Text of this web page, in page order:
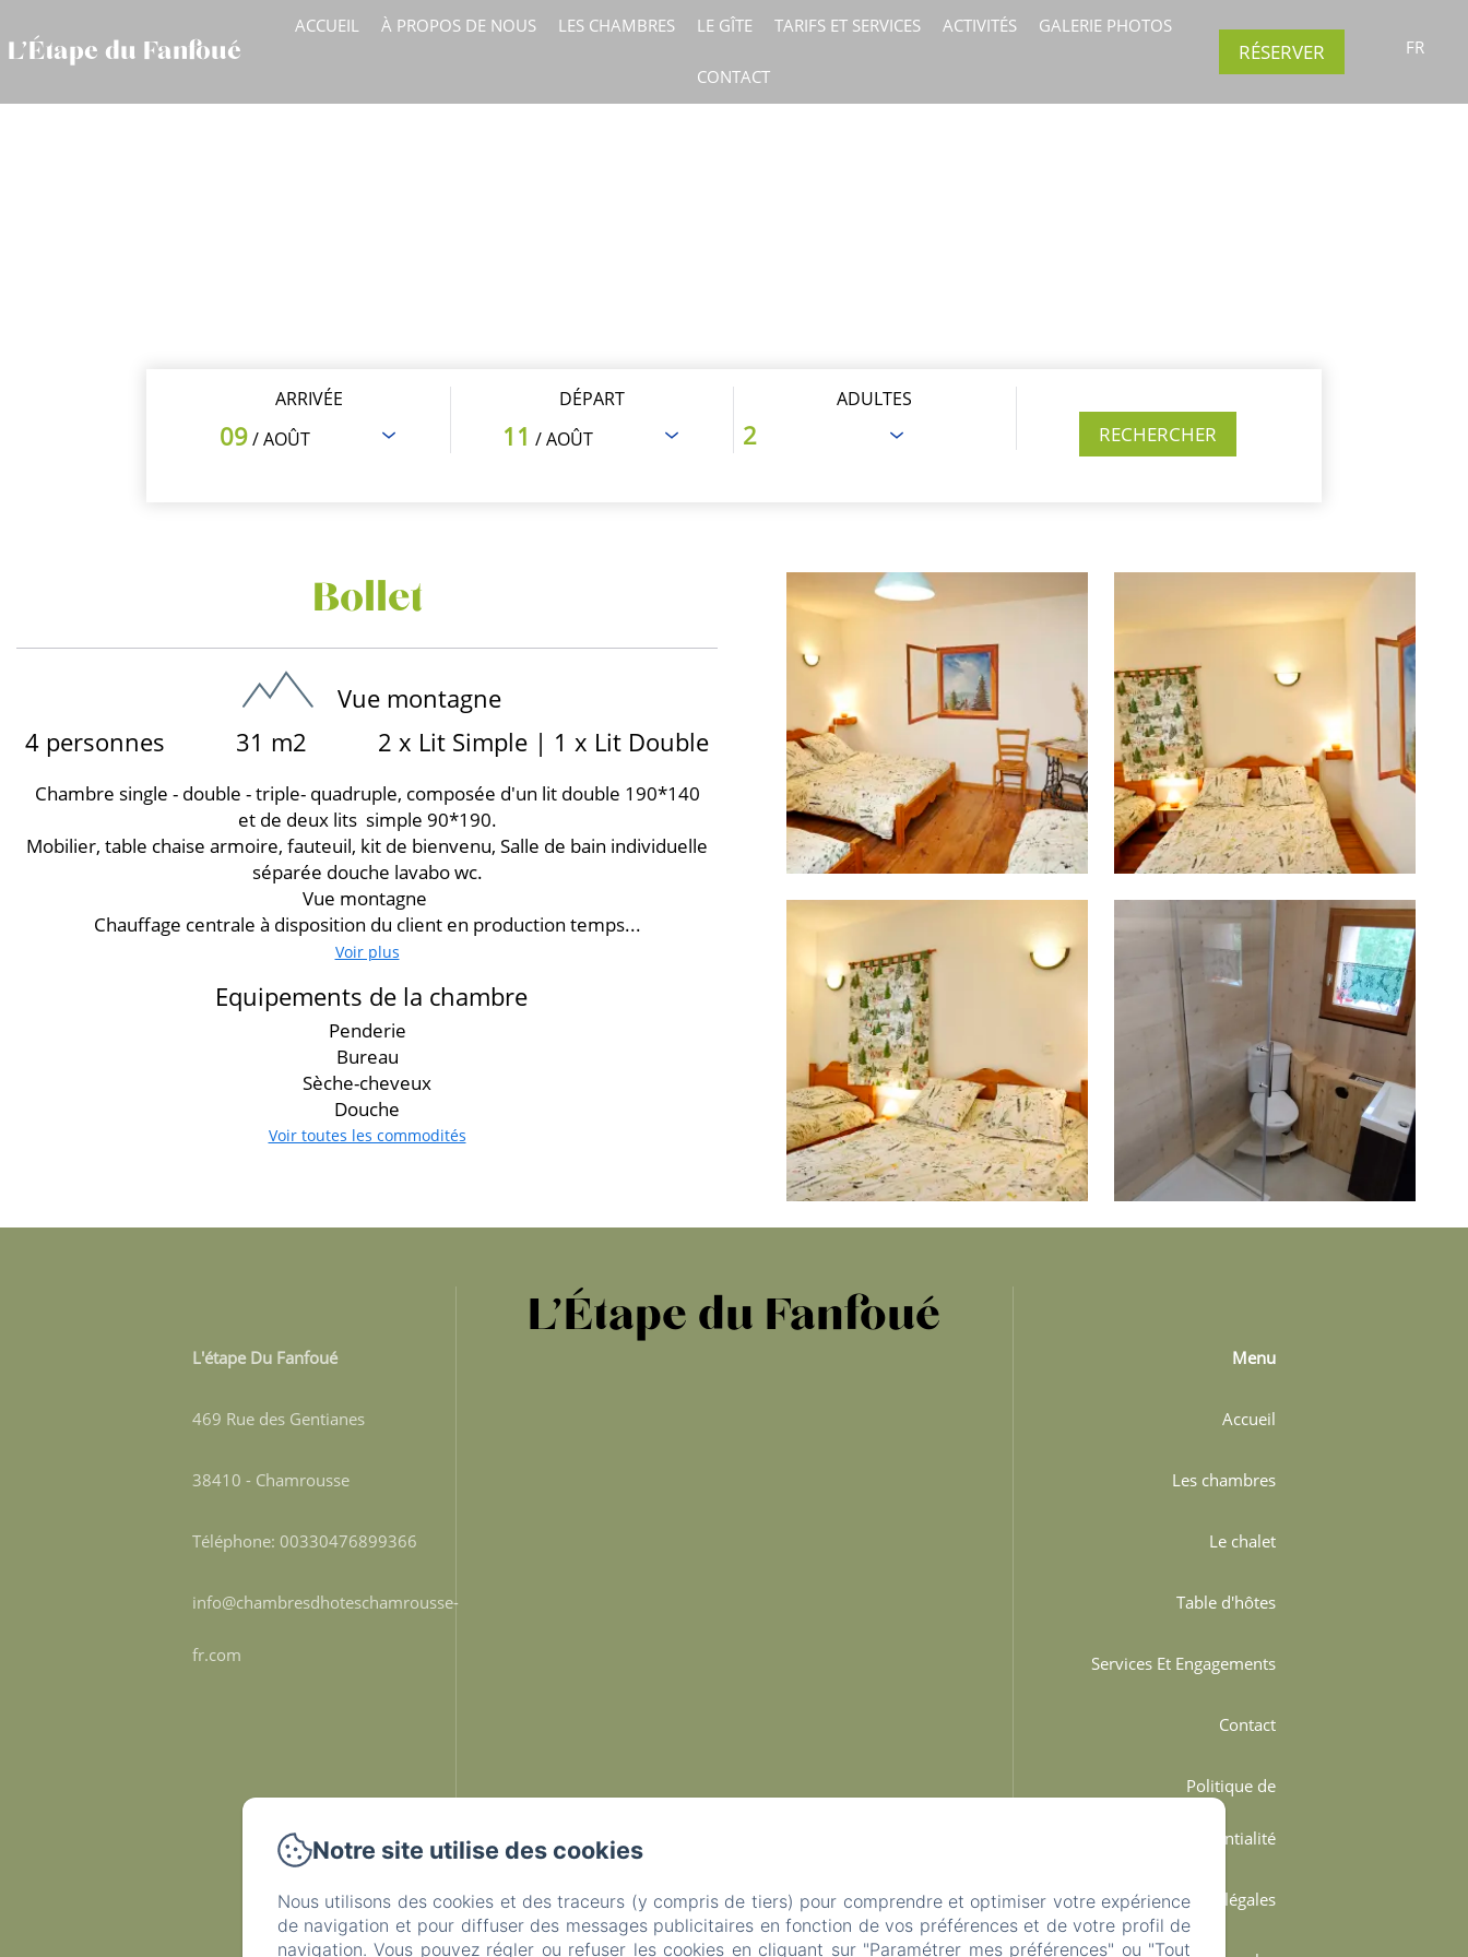
L’Étape du Fanfoué
ACCUEIL À PROPOS DE NOUS LES CHAMBRES LE GÎTE TARIFS ET SERVICES ACTIVITÉS GALERIE PHOTOS
CONTACT
RÉSERVER FR
ARRIVÉE
09/ AOÛT
DÉPART
11 / AOÛT
ADULTES
RECHERCHER
Bollet
Vue montagne
4 personnes
31 m2 2 x Lit Simple | 1 x Lit Double
Chambre single - double - triple- quadruple, composée d'un lit double 190*140
et de deux lits simple 90*190.
Mobilier, table chaise armoire, fauteuil, kit de bienvenu, Salle de bain individuelle
séparée douche lavabo wc.
Vue montagne
Chauffage centrale à disposition du client en production temps...
Voir plus
Equipements de la chambre
Penderie
Bureau
Sèche-cheveux
Douche
Voir toutes les commodités
L'étape Du Fanfoué
469 Rue des Gentianes
38410 - Chamrousse
Téléphone: 00330476899366
info@chambresdhoteschamrousse-
fr.com
L’Étape du Fanfoué
Menu
Accueil
Les chambres
Le chalet
Table d'hôtes
Services Et Engagements
Contact
Politique de
confidentialité
Informations légales
Notre site utilise des cookies
Nous utilisons des cookies et des traceurs (y compris de tiers) pour comprendre et optimiser votre expérience
de navigation et pour diffuser des messages publicitaires en fonction de vos préférences et de votre profil de
navigation. Vous pouvez régler ou refuser les cookies en cliquant sur "Paramétrer mes préférences" ou "Tout